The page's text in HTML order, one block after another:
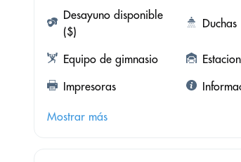
Desayuno disponible
($)
Duchas
Equipo de gimnasio
Impresoras
Mostrar más